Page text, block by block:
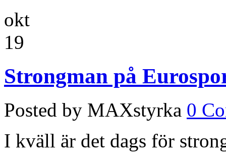
okt
19
Strongman på
Posted by MAXstyrka 0
I kväll är det dags för